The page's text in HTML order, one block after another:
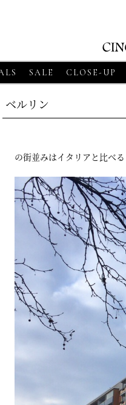
SALE CLOSE-UP
ベルリン
の街並みはイタリアと比べ
CLOSE-UP
【グランサッソ】
ャツ ベージュ
2026・
ッパー